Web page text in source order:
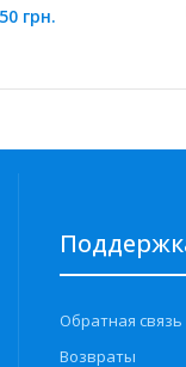
грн.
Обратная связь
Возвраты